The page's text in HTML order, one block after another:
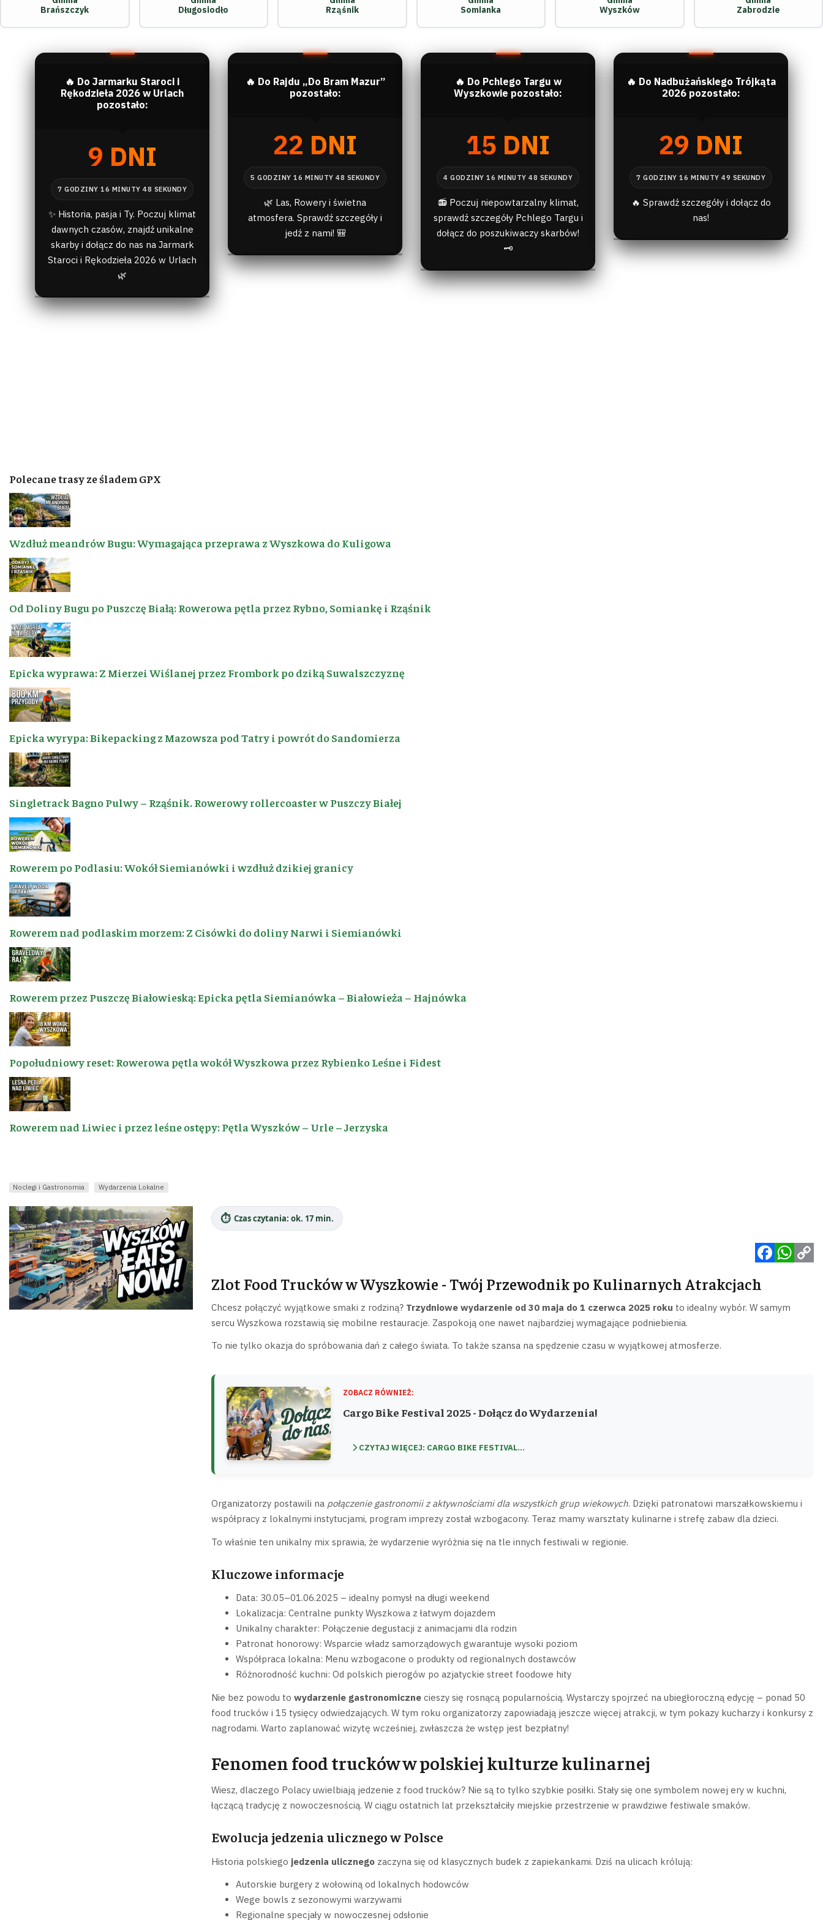
Brańszczyk
Długosiodło
Rząśnik
Somianka
Wyszków
Zabrodzie
🔥 Do Jarmarku Staroci i
Rękodzieła 2026 w Urlach
pozostało:
9 DNI
✨ Historia, pasja i Ty. Poczuj klimat
dawnych czasów, znajdź unikalne
skarby i dołącz do nas na Jarmark
Staroci i Rękodzieła 2026 w Urlach
🌿
🔥 Do Rajdu „Do Bram Mazur”
pozostało:
22 DNI
🌿 Las, Rowery i świetna
atmosfera. Sprawdź szczegóły i
jedź z nami! 🎒
🔥 Do Pchlego Targu w
Wyszkowie pozostało:
15 DNI
📻 Poczuj niepowtarzalny klimat,
sprawdź szczegóły Pchlego Targu i
dołącz do poszukiwaczy skarbów!
🗝️
🔥 Do Nadbużańskiego Trójkąta
2026 pozostało:
29 DNI
🔥 Sprawdź szczegóły i dołącz do
nas!
Polecane trasy ze śladem GPX
Wzdłuż meandrów Bugu: Wymagająca przeprawa z Wyszkowa do Kuligowa
Od Doliny Bugu po Puszczę Białą: Rowerowa pętla przez Rybno, Somiankę i Rząśnik
Epicka wyprawa: Z Mierzei Wiślanej przez Frombork po dziką Suwalszczyznę
Epicka wyrypa: Bikepacking z Mazowsza pod Tatry i powrót do Sandomierza
Singletrack Bagno Pulwy – Rząśnik. Rowerowy rollercoaster w Puszczy Białej
Rowerem po Podlasiu: Wokół Siemianówki i wzdłuż dzikiej granicy
Rowerem nad podlaskim morzem: Z Cisówki do doliny Narwi i Siemianówki
Rowerem przez Puszczę Białowieską: Epicka pętla Siemianówka – Białowieża – Hajnówka
Popołudniowy reset: Rowerowa pętla wokół Wyszkowa przez Rybienko Leśne i Fidest
Rowerem nad Liwiec i przez leśne ostępy: Pętla Wyszków – Urle – Jerzyska
Noclegi i Gastronomia Wydarzenia Lokalne
⏱️ Czas czytania: ok. 17 min.
Zlot Food Trucków w Wyszkowie - Twój Przewodnik po Kulinarnych Atrakcjach
Chcesz połączyć wyjątkowe smaki z rodziną? Trzydniowe wydarzenie od 30 maja do 1 czerwca 2025 roku to idealny wybór. W samym
sercu Wyszkowa rozstawią się mobilne restauracje. Zaspokoją one nawet najbardziej wymagające podniebienia.
To nie tylko okazja do spróbowania dań z całego świata. To także szansa na spędzenie czasu w wyjątkowej atmosferze.
ZOBACZ RÓWNIEŻ:
Cargo Bike Festival 2025 - Dołącz do Wydarzenia!
CZYTAJ WIĘCEJ: CARGO BIKE FESTIVAL...
Organizatorzy postawili na połączenie gastronomii z aktywnościami dla wszystkich grup wiekowych. Dzięki patronatowi marszałkowskiemu i
współpracy z lokalnymi instytucjami, program imprezy został wzbogacony. Teraz mamy warsztaty kulinarne i strefę zabaw dla dzieci.
To właśnie ten unikalny mix sprawia, że wydarzenie wyróżnia się na tle innych festiwali w regionie.
Kluczowe informacje
Data: 30.05–01.06.2025 – idealny pomysł na długi weekend
Lokalizacja: Centralne punkty Wyszkowa z łatwym dojazdem
Unikalny charakter: Połączenie degustacji z animacjami dla rodzin
Patronat honorowy: Wsparcie władz samorządowych gwarantuje wysoki poziom
Współpraca lokalna: Menu wzbogacone o produkty od regionalnych dostawców
Różnorodność kuchni: Od polskich pierogów po azjatyckie street foodowe hity
Nie bez powodu to wydarzenie gastronomicznecieszy się rosnącą popularnością. Wystarczy spojrzeć na ubiegłoroczną edycję – ponad 50
food trucków i 15 tysięcy odwiedzających. W tym roku organizatorzy zapowiadają jeszcze więcej atrakcji, w tym pokazy kucharzy i konkursy z
nagrodami. Warto zaplanować wizytę wcześniej, zwłaszcza że wstęp jest bezpłatny!
Fenomen food trucków w polskiej kulturze kulinarnej
Wiesz, dlaczego Polacy uwielbiają jedzenie z food trucków? Nie są to tylko szybkie posiłki. Stały się one symbolem nowej ery w kuchni,
łączącą tradycję z nowoczesnością. W ciągu ostatnich lat przekształciły miejskie przestrzenie w prawdziwe festiwale smaków.
Ewolucja jedzenia ulicznego w Polsce
Historia polskiego jedzenia ulicznegozaczyna się od klasycznych budek z zapiekankami. Dziś na ulicach królują:
Autorskie burgery z wołowiną od lokalnych hodowców
Wege bowls z sezonowymi warzywami
Regionalne specjały w nowoczesnej odsłonie